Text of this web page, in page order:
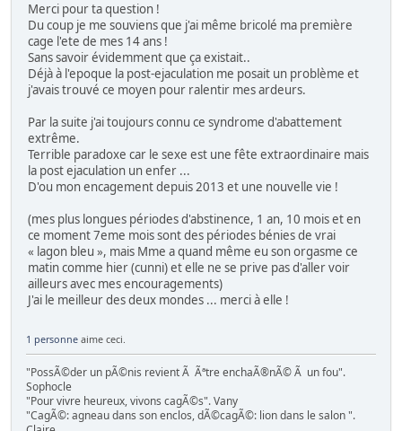
Merci pour ta question !
Du coup je me souviens que j'ai même bricolé ma première
cage l'ete de mes 14 ans !
Sans savoir évidemment que ça existait..
Déjà à l'epoque la post-ejaculation me posait un problème et
j'avais trouvé ce moyen pour ralentir mes ardeurs.
Par la suite j'ai toujours connu ce syndrome d'abattement
extrême.
Terrible paradoxe car le sexe est une fête extraordinaire mais
la post ejaculation un enfer ...
D'ou mon encagement depuis 2013 et une nouvelle vie !
(mes plus longues périodes d'abstinence, 1 an, 10 mois et en
ce moment 7eme mois sont des périodes bénies de vrai
« lagon bleu », mais Mme a quand même eu son orgasme ce
matin comme hier (cunni) et elle ne se prive pas d'aller voir
ailleurs avec mes encouragements)
J'ai le meilleur des deux mondes ... merci à elle !
1 personne aime ceci.
"PossÃ©der un pÃ©nis revient Ã Ãªtre enchaÃ®nÃ© Ã un fou".
Sophocle
"Pour vivre heureux, vivons cagÃ©s". Vany
"CagÃ©: agneau dans son enclos, dÃ©cagÃ©: lion dans le salon ".